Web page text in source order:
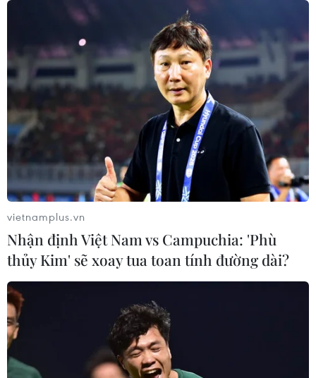
vietnamplus.vn
Nhận định Việt Nam vs Campuchia: 'Phù
thủy Kim' sẽ xoay tua toan tính đường dài?